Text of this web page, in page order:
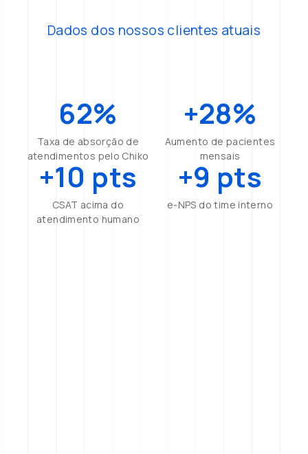
Dados dos nossos clientes atuais
62%
Taxa de absorção de
atendimentos pelo Chiko
+10 pts
CSAT acima do
atendimento humano
+28%
Aumento de pacientes
mensais
+9 pts
e-NPS do time interno